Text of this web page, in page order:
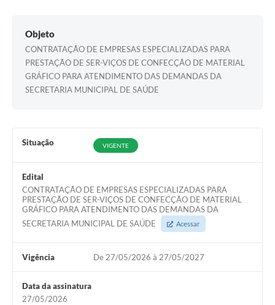
Objeto
CONTRATAÇÃO DE EMPRESAS ESPECIALIZADAS PARA
PRESTAÇÃO DE SER-VIÇOS DE CONFECÇÃO DE MATERIAL
GRÁFICO PARA ATENDIMENTO DAS DEMANDAS DA
SECRETARIA MUNICIPAL DE SAÚDE
Situação VIGENTE
Edital
CONTRATAÇÃO DE EMPRESAS ESPECIALIZADAS PARA
PRESTAÇÃO DE SER-VIÇOS DE CONFECÇÃO DE MATERIAL
GRÁFICO PARA ATENDIMENTO DAS DEMANDAS DA
SECRETARIA MUNICIPAL DE SAÚDE
Acessar
Vigência De 27/05/2026 à 27/05/2027
Data da assinatura
27/05/2026